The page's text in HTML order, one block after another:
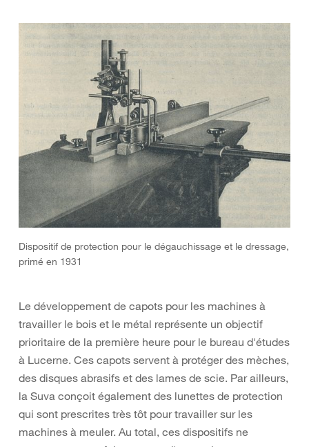
Dispositif de protection pour le dégauchissage et le dressage,
primé en 1931
Le développement de capots pour les machines à
travailler le bois et le métal représente un objectif
prioritaire de la première heure pour le bureau d'études
à Lucerne. Ces capots servent à protéger des mèches,
des disques abrasifs et des lames de scie. Par ailleurs,
la Suva conçoit également des lunettes de protection
qui sont prescrites très tôt pour travailler sur les
machines à meuler. Au total, ces dispositifs ne